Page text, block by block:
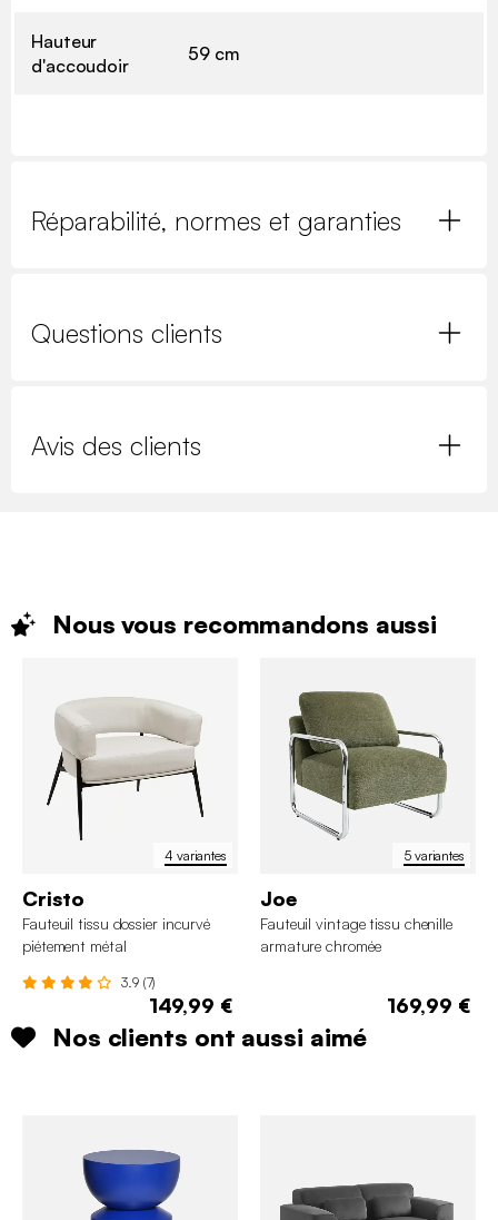
Hauteur
d'accoudoir
59 cm
Réparabilité, normes et garanties
Questions clients
Avis des clients
Nous vous recommandons aussi
4 variantes
Cristo
Fauteuil tissu dossier incurvé
piétement métal
3.9 (7)
149,99 €
5 variantes
Joe
Fauteuil vintage tissu chenille
armature chromée
169,99 €
Nos clients ont aussi aimé